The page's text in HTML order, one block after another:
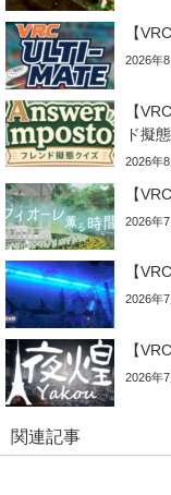
【
2026年
【
ド擬
2026年
【
2026年
【
2026年
【
2026年
関連記事